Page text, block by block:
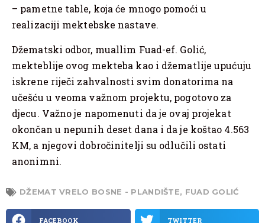
– pametne table, koja će mnogo pomoći u
realizaciji mektebske nastave.
Džematski odbor, muallim Fuad-ef. Golić,
mekteblije ovog mekteba kao i džematlije upućuju
iskrene riječi zahvalnosti svim donatorima na
učešću u veoma važnom projektu, pogotovo za
djecu. Važno je napomenuti da je ovaj projekat
okončan u nepunih deset dana i da je koštao 4.563
KM, a njegovi dobročinitelji su odlučili ostati
anonimni.
DŽEMAT VRELO BOSNE - PLANDIŠTE, FUAD GOLIĆ
FACEBOOK TWITTER